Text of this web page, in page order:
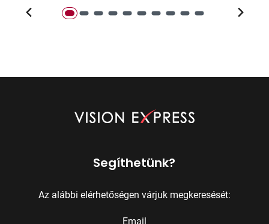
Segíthetünk?
Az alábbi elérhetőségen várjuk megkeresését:
Email